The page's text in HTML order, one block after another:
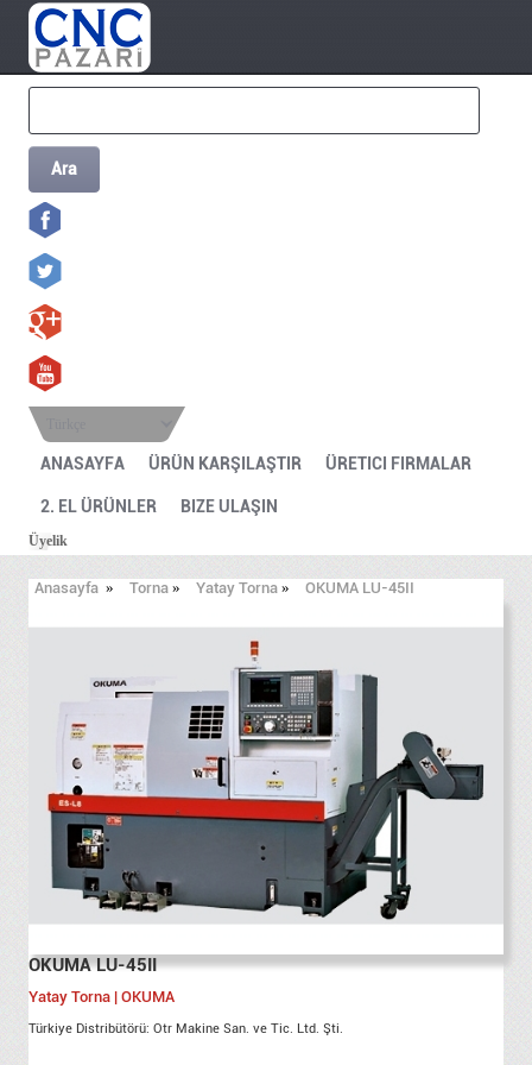
Ara
ANASAYFA ÜRÜN KARŞILAŞTIR ÜRETICI FIRMALAR
2. EL ÜRÜNLER BIZE ULAŞIN
Üyelik
Anasayfa » Torna » Yatay Torna » OKUMA LU-45II
OKUMA LU-45II
Yatay Torna | OKUMA
Türkiye Distribütörü: Otr Makine San. ve Tic. Ltd. Şti.